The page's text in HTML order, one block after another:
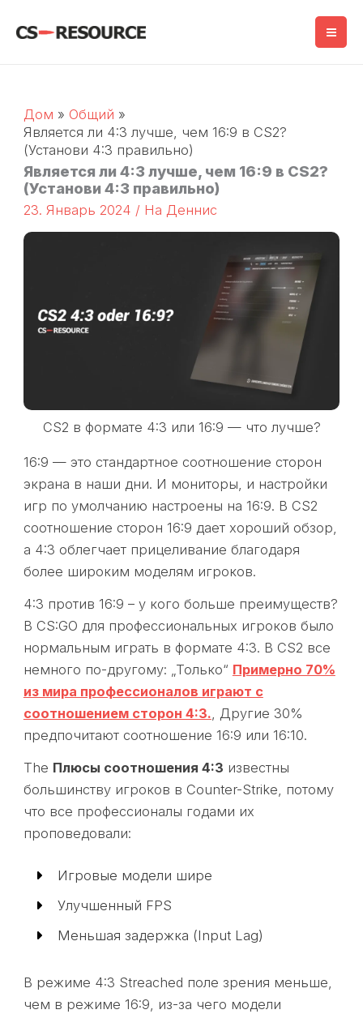
Дом
Общий
Является ли 4:3 лучше, чем 16:9 в CS2?
(Установи 4:3 правильно)
Является ли 4:3 лучше, чем 16:9 в CS2?
(Установи 4:3 правильно)
23. Январь 2024 / На Деннис
CS2 в формате 4:3 или 16:9 — что лучше?
16:9 — это стандартное соотношение сторон
экрана в наши дни. И мониторы, и настройки
игр по умолчанию настроены на 16:9. В CS2
соотношение сторон 16:9 дает хороший обзор,
а 4:3 облегчает прицеливание благодаря
более широким моделям игроков.
4:3 против 16:9 – у кого больше преимуществ?
В CS:GO для профессиональных игроков было
нормальным играть в формате 4:3. В CS2 все
немного по-другому: „Только“ Примерно 70%
из мира профессионалов играют с
соотношением сторон 4:3., Другие 30%
предпочитают соотношение 16:9 или 16:10.
The Плюсы соотношения 4:3 известны
большинству игроков в Counter-Strike, потому
что все профессионалы годами их
проповедовали:
Игровые модели шире
Улучшенный FPS
Меньшая задержка (Input Lag)
В режиме 4:3 Streached поле зрения меньше,
чем в режиме 16:9, из-за чего модели